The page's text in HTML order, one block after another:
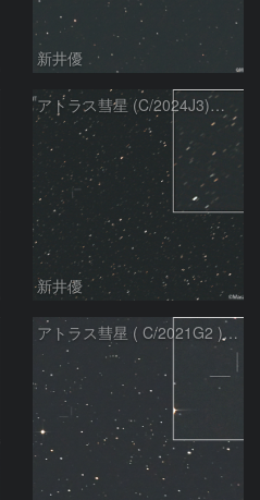
新井優
アトラス彗星 (C/2024J3)：2026/07/09
新井優
アトラス彗星 ( C/2021G2 )：2026/07/08